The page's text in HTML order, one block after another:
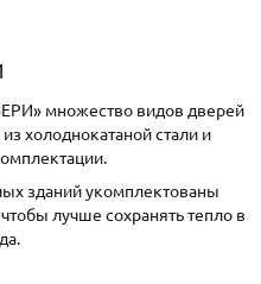
множество видов дверей
холоднокатаной стали и
зданий укомплектованы
лучше сохранять тепло в